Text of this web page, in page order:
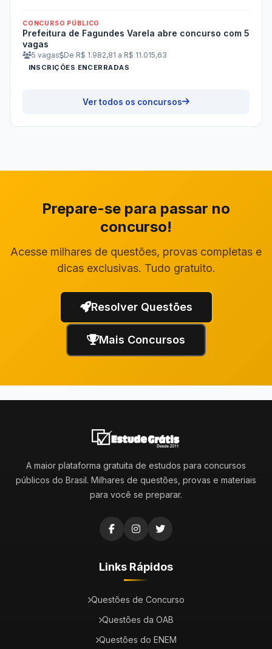
CONCURSO PÚBLICO
Prefeitura de Fagundes Varela abre concurso com 5
vagas
5 vagas De R$ 1.982,81 a R$ 11.015,63
INSCRIÇÕES ENCERRADAS
Ver todos os concursos
Prepare-se para passar no
concurso!
Acesse milhares de questões, provas completas e
dicas exclusivas. Tudo gratuito.
Resolver Questões
Mais Concursos
A maior plataforma gratuita de estudos para concursos
públicos do Brasil. Milhares de questões, provas e materiais
para você se preparar.
Links Rápidos
Questões de Concurso
Questões da OAB
Questões do ENEM